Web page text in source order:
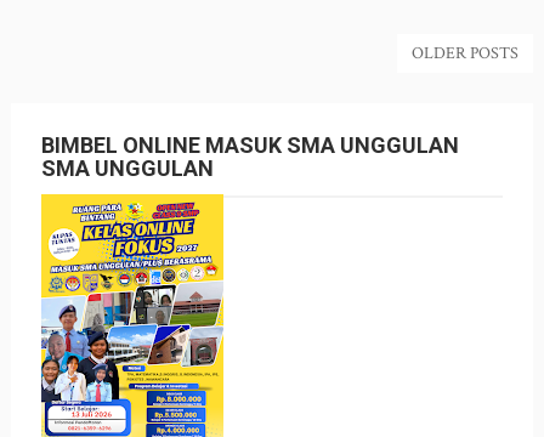
OLDER POSTS
BIMBEL ONLINE MASUK SMA UNGGULAN
SMA UNGGULAN